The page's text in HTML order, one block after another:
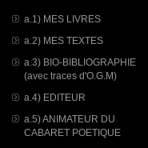
a.1) MES LIVRES
a.2) MES TEXTES
a.3) BIO-BIBLIOGRAPHIE
(avec traces d'O.G.M)
a.4) EDITEUR
a.5) ANIMATEUR DU
CABARET POETIQUE